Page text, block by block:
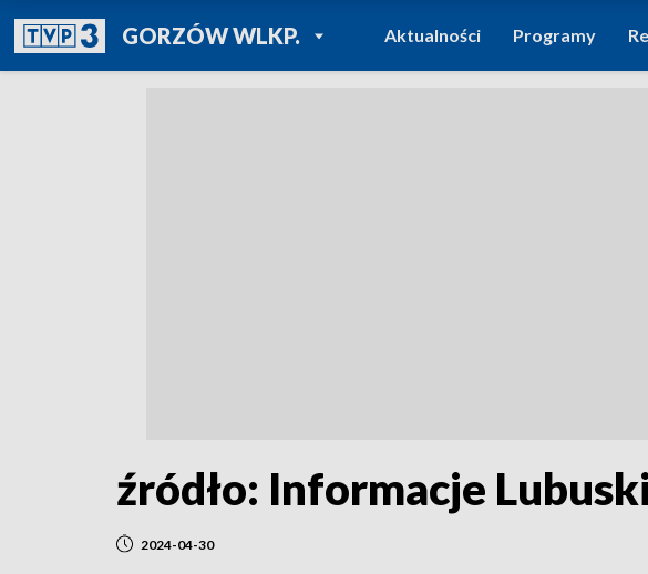
GORZÓW WLKP.POWRÓT DO
TVP REGIONY
Aktualności Programy
źródło: Informacje
2024-04-30